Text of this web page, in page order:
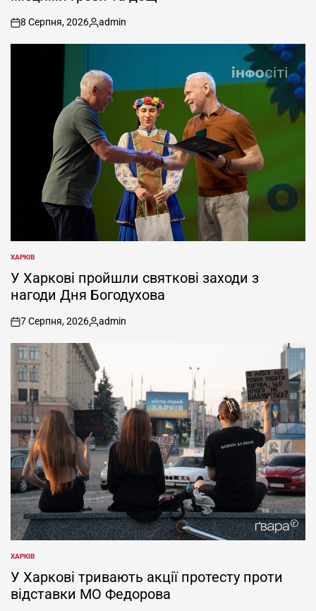
on
8 Серпня, 2026
Опубліковано
admin
ОПУБЛІКУВАТИ
У
ХАРКІВ
У Харкові пройшли святкові заходи з
нагоди Дня Богодухова
on
7 Серпня, 2026
Опубліковано
admin
ОПУБЛІКУВАТИ
У
ХАРКІВ
У Харкові тривають акції протесту проти
відставки МО Федорова